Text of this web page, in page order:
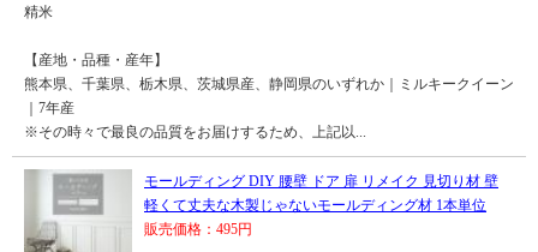
精米
【産地・品種・産年】
熊本県、千葉県、栃木県、茨城県産、静岡県のいずれか｜ミルキークイーン
｜7年産
※その時々で最良の品質をお届けするため、上記以...
モールディング DIY 腰壁 ドア 扉 リメイク 見切り材 壁
軽くて丈夫な木製じゃないモールディング材 1本単位
販売価格：495円